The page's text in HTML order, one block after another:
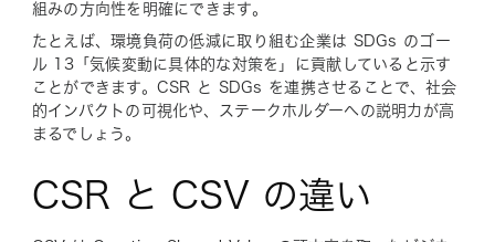
組みの方向性を明確にできます。
たとえば、環境負荷の低減に取り組む企業は SDGs のゴー
ル 13「気候変動に具体的な対策を」に貢献していると示す
ことができます。CSR と SDGs を連携させることで、社会
的インパクトの可視化や、ステークホルダーへの説明力が高
まるでしょう。
CSR と CSV の違い